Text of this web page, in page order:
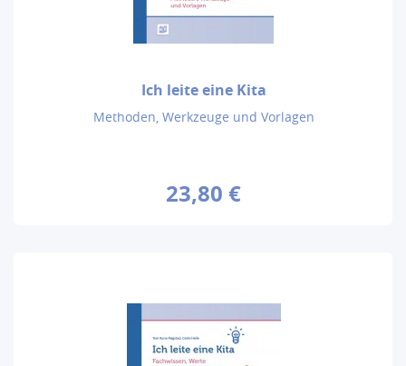
Ich leite eine Kita
Methoden, Werkzeuge und Vorlagen
23,80 €